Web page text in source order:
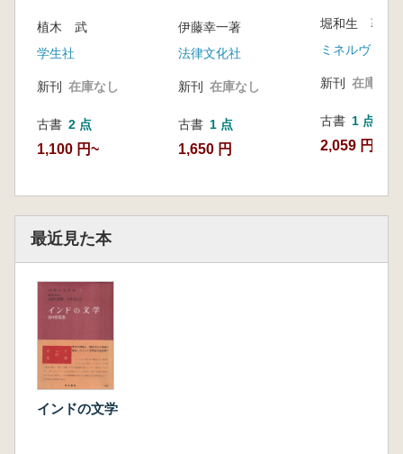
植木 武
学生社
新刊 在庫なし
古書 2 点
1,100 円~
伊藤幸一著
法律文化社
新刊 在庫なし
古書 1 点
1,650 円
堀和生 著
ミネルヴァ書
新刊 在庫なし
古書 1 点
2,059 円
最近見た本
インドの文学